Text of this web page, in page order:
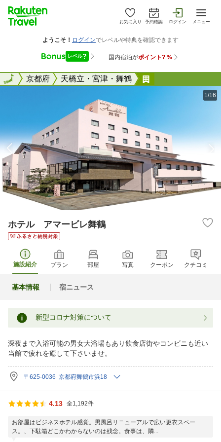
お気に入り 予約確認 ログイン メニュー
全国京都府 天橋立・宮津・舞鶴
全国
1/16
ホテル アマービレ舞鶴
施設紹介 プラン 部屋 写真 クーポン クチコミ
基本情報 宿ニュース
新型コロナ対策について
深夜まで入浴可能の男女大浴場もあり飲食店街やコンビニも近い
当館で疲れを癒して下さいませ。
〒625-0036 京都府舞鶴市浜18
4.13 全1,192件
お部屋はビジネスホテル感覚。男風呂リニューアルで広い更衣スペー
ス。、下駄箱どこかわからないのは残念。食事は、隣...